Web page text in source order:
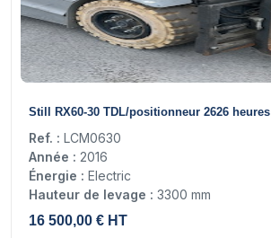
Still RX60-30 TDL/positionneur 2626 heures
Ref. : LCM0630
Année : 2016
Énergie : Electric
Hauteur de levage : 3300 mm
16 500,00 € HT